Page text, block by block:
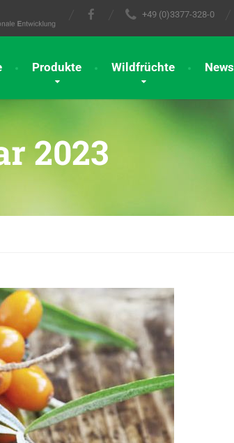
+49 (0)3377-328-0
Produkte Wildfrüchte News
2023